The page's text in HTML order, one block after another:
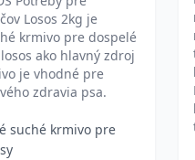
Losos 2kg je
krmivo pre dospelé
ako hlavný zdroj
je vhodné pre
zdravia psa.
suché krmivo pre